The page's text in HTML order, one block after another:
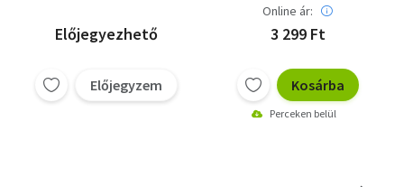
Előjegyezhető
Előjegyzem
Online ár:
3 299 Ft
Kosárba
Perceken belül